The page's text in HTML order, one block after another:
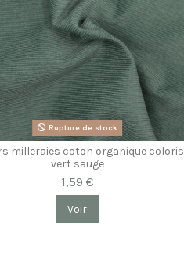
Rupture de stock
milleraies coton organique coloris
vert sauge
1,59 €
Voir